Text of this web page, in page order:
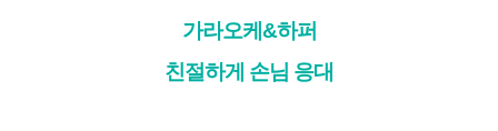
가라오케&하퍼
친절하게 손님 응대